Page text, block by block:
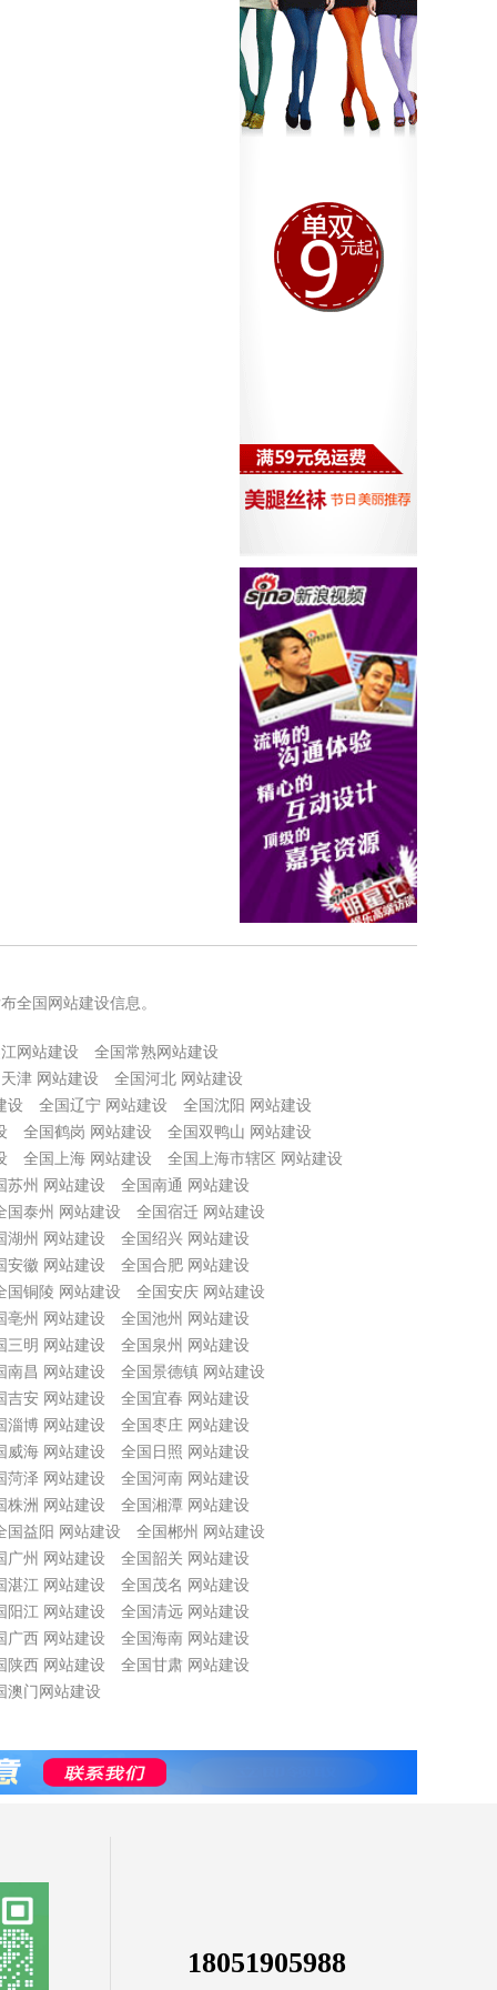
全国网站建设信息。
网站建设
全国常熟网站建设
津 网站建设
全国河北 网站建设
设
全国辽宁 网站建设
全国沈阳 网站建设
全国鹤岗 网站建设
全国双鸭山 网站建设
全国上海 网站建设
全国上海市辖区 网站建设
苏州 网站建设
全国南通 网站建设
国泰州 网站建设
全国宿迁 网站建设
湖州 网站建设
全国绍兴 网站建设
安徽 网站建设
全国合肥 网站建设
国铜陵 网站建设
全国安庆 网站建设
亳州 网站建设
全国池州 网站建设
三明 网站建设
全国泉州 网站建设
南昌 网站建设
全国景德镇 网站建设
吉安 网站建设
全国宜春 网站建设
淄博 网站建设
全国枣庄 网站建设
威海 网站建设
全国日照 网站建设
菏泽 网站建设
全国河南 网站建设
株洲 网站建设
全国湘潭 网站建设
国益阳 网站建设
全国郴州 网站建设
广州 网站建设
全国韶关 网站建设
湛江 网站建设
全国茂名 网站建设
阳江 网站建设
全国清远 网站建设
广西 网站建设
全国海南 网站建设
陕西 网站建设
全国甘肃 网站建设
澳门网站建设
18051905988